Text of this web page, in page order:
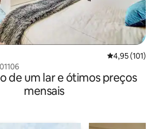
4,95 de uma
4,95 (101)
de um lar e ótimos preços
mensais